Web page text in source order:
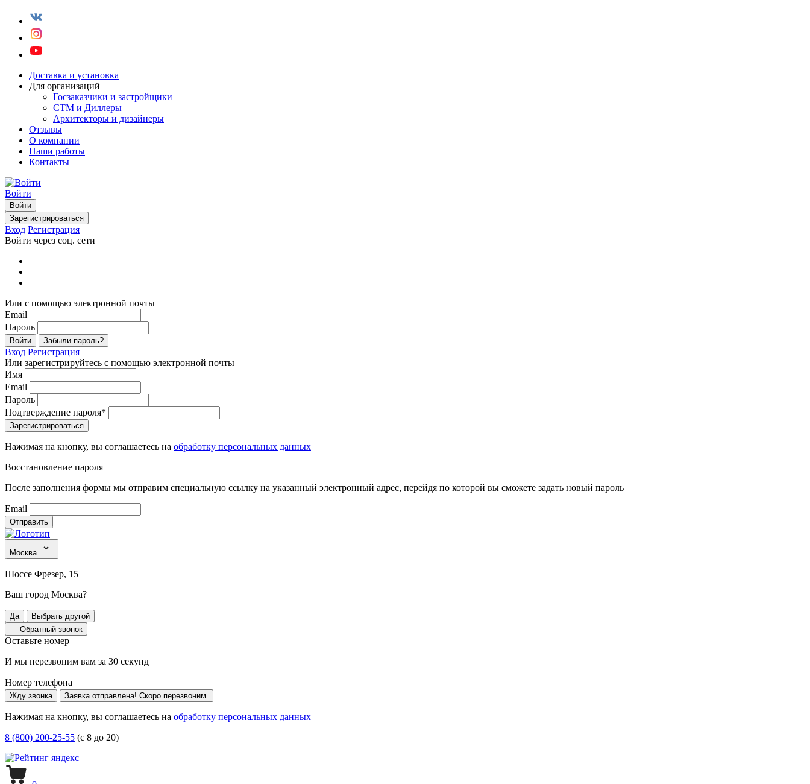
Доставка и установка
Для организаций
Госзаказчики и застройщики
СТМ и Диллеры
Архитекторы и дизайнеры
Отзывы
О компании
Наши работы
Контакты
Войти
Войти
Зарегистрироваться
Вход Регистрация
Войти через соц. сети
Или с помощью электронной почты
Email
Пароль
Войти Забыли пароль?
Вход Регистрация
Или зарегистрируйтесь с помощью электронной почты
Имя
Email
Пароль
Подтверждение пароля*
Зарегистрироваться
Нажимая на кнопку, вы соглашаетесь на обработку персональных данных
Восстановление пароля
После заполнения формы мы отправим специальную ссылку на указанный электронный адрес, перейдя по которой вы сможете задать новый пароль
Email
Отправить
Москва
Шоссе Фрезер, 15
Ваш город Москва?
Да
Выбрать другой
Обратный звонок
Оставьте номер
И мы перезвоним вам за 30 секунд
Номер телефона
Жду звонка Заявка отправлена! Скоро перезвоним.
Нажимая на кнопку, вы соглашаетесь на обработку персональных данных
8 (800) 200-25-55 (с 8 до 20)